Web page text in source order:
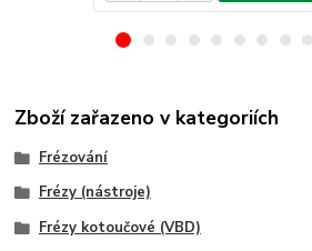
Zboží zařazeno v kategoriích
Frézování
Frézy (nástroje)
Frézy kotoučové (VBD)